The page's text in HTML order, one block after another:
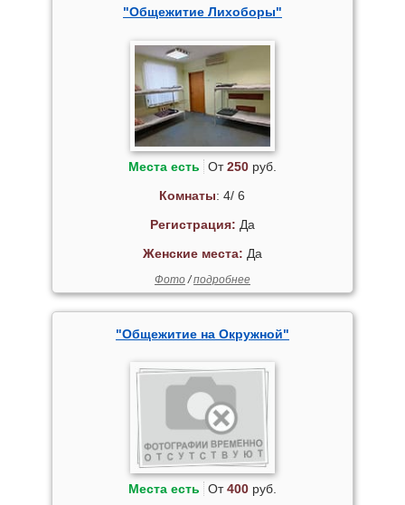
"Общежитие Лихоборы"
Места есть От250руб.
Комнаты: 4/ 6
Регистрация: Да
Женские места: Да
Фото/подробнее
"Общежитие на Окружной"
Места есть От400руб.